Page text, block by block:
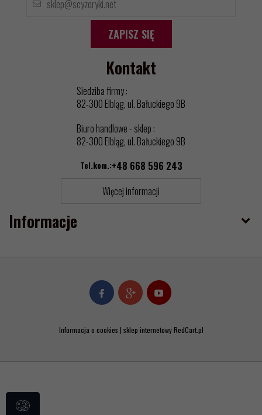
Informacje
ZAPISZ SIĘ
Kontakt
Siedziba firmy :
82-300 Elbląg, ul. Bałuckiego 9B
Biuro handlowe - sklep :
82-300 Elbląg, ul. Bałuckiego 9B
Tel.kom.:+48 668 596 243
Więcej informacji
Informacja o cookies | sklep internetowyRedCart.pl